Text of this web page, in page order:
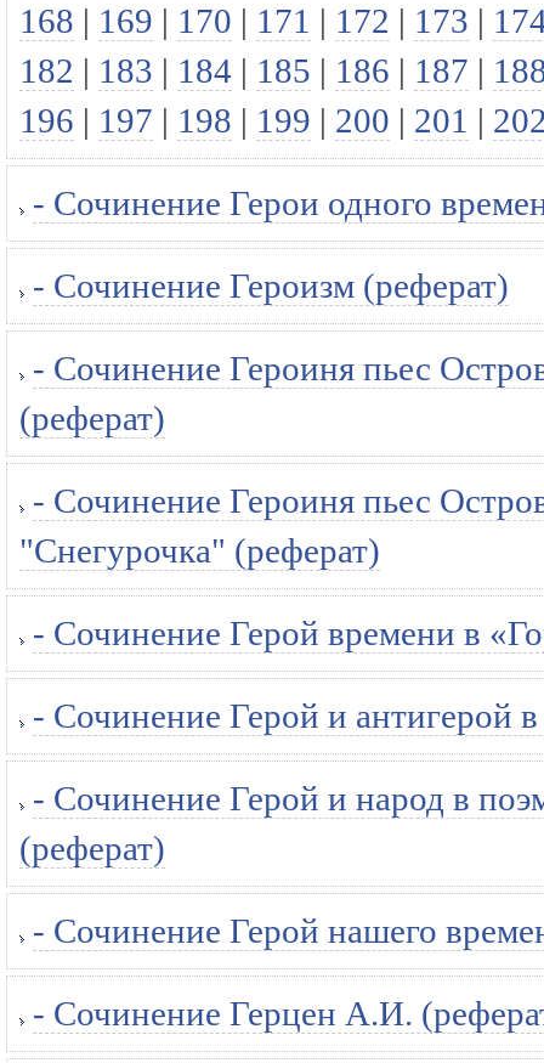
168 | 169 | 170 | 171 | 172 | 173 |
182 | 183 | 184 | 185 | 186 | 187 |
196 | 197 | 198 | 199 | 200 | 201 |
- Сочинение Герои одного
- Сочинение Героизм (реферат)
- Сочинение Героиня пьес
(реферат)
- Сочинение Героиня пьес
"Снегурочка" (реферат)
- Сочинение Герой времени в
- Сочинение Герой и антигерой
- Сочинение Герой и народ в
(реферат)
- Сочинение Герой нашего
- Сочинение Герцен А.И.